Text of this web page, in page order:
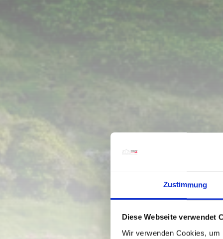
Zustimmung
Diese Webseite verwendet
Wir verwenden Cookies,